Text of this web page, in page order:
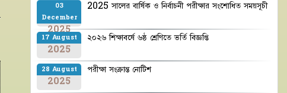
03
December
2025
2025 সালের বার্ষিক ও নির্বাচনী পরীক্ষার সংশোধিত সময়সূচী
17 August
2025
২০২৬ শিক্ষাবর্ষে ৬ষ্ঠ শ্রেণিতে ভর্তি বিজ্ঞপ্তি
28 August
2025
পরীক্ষা সংক্রান্ত নোটিশ